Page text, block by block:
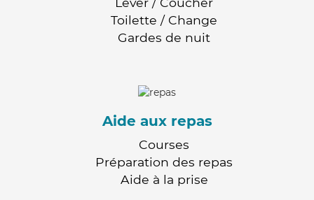
Toilette / Change
Gardes de nuit
Aide aux repas
Courses
Préparation des repas
Aide à la prise